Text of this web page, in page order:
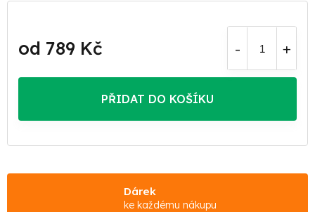
od 789 Kč
cena:
PŘIDAT DO KOŠÍKU
Dárek
ke každému nákupu